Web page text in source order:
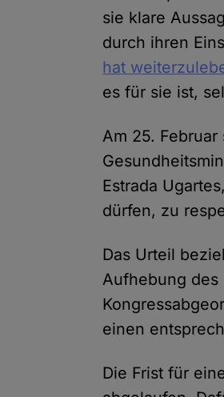
sie klare
durch ihren
hat
es für sie ist,
Am 25.
Estrada
dürfen, zu
Das Urteil
Aufhebung des
einen
Die Frist für